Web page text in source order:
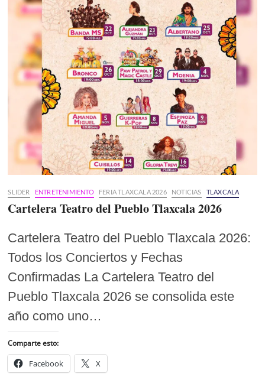
SLIDER ENTRETENIMIENTO FERIA TLAXCALA 2026 NOTICIAS TLAXCALA
Cartelera Teatro del Pueblo Tlaxcala 2026
Cartelera Teatro del Pueblo Tlaxcala 2026:
Todos los Conciertos y Fechas
Confirmadas La Cartelera Teatro del
Pueblo Tlaxcala 2026 se consolida este
año como uno…
Comparte esto:
Facebook X